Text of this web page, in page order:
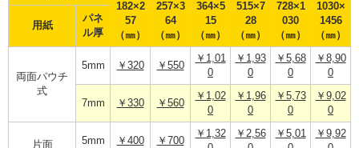
182×2
57
（㎜）
257×3
64
（㎜）
364×5
15
（㎜）
515×7
28
（㎜）
728×1
030
（㎜）
1030×
1456
（㎜）
用紙
パネ
ル厚
両面パウチ
式
5mm ￥320 ￥550
￥1,01
0
￥1,93
0
￥5,68
0
￥8,90
0
7mm ￥330 ￥560
￥1,02
0
￥1,96
0
￥5,73
0
￥9,02
0
片面
5mm ￥400 ￥700
￥1,32
￥2,56
￥5,01
￥9,92